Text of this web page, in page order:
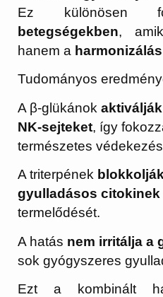
Ez különösen
betegségekben,
hanem a harmonizálás
Tudományos
A β-glükánok
NK-sejteket, így
természetes
A triterpének
gyulladásos citokinek
termelődését.
A hatás nem irritálja a
sok gyógyszeres
Ezt a kombinált